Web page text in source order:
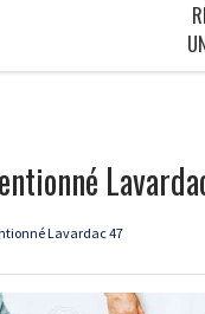
Lavardac 47